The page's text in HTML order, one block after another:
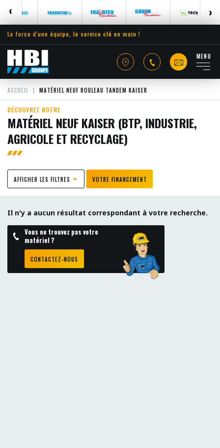
La force d'une équipe, le service clé en main !
MENU
ACCUEIL MATÉRIEL NEUF ROULEAU TANDEM KAISER
DÉCOUVREZ NOTRE
MATÉRIEL NEUF KAISER (BTP, INDUSTRIE,
AGRICOLE ET RECYCLAGE)
AFFICHER LES FILTRES VOTRE FINANCEMENT
Il n'y a aucun résultat correspondant à votre recherche.
Vous ne trouvez pas votre
matériel ?
CONTACTEZ-NOUS